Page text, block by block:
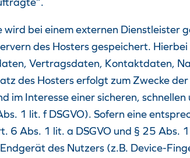
wird bei einem externen Dienstleister
des Hosters gespeichert.
Vertragsdaten, Kontaktdaten,
des Hosters erfolgt zum Zwecke
im Interesse einer sicheren,
1 lit. f DSGVO). Sofern eine
6 Abs. 1 lit. a DSGVO und § 25 Abs.
des Nutzers (z.B. Device-